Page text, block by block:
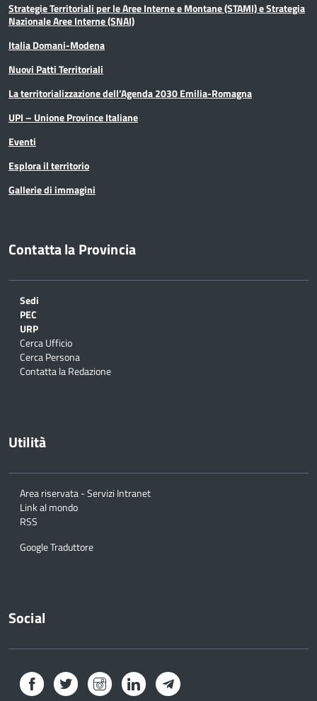
Strategie Territoriali per le Aree Interne e Montane (STAMI) e Strategia
Nazionale Aree Interne (SNAI)
Italia Domani-Modena
Nuovi Patti Territoriali
La territorializzazione dell’Agenda 2030 Emilia-Romagna
UPI – Unione Province Italiane
Eventi
Esplora il territorio
Gallerie di immagini
Contatta la Provincia
Sedi
PEC
URP
Cerca Ufficio
Cerca Persona
Contatta la Redazione
Utilità
Area riservata - Servizi Intranet
Link al mondo
RSS
Google Traduttore
Social
Facebook Twitter InstagramLinkedInTelegram